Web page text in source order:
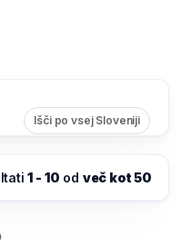
Išči po vsej Sloveniji
1 - 10 od več kot 50